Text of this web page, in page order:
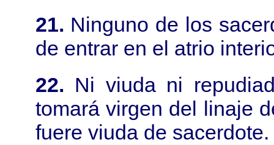
21. Ninguno de los
de entrar en el atrio
22. Ni viuda ni
tomará virgen del linaje
fuere viuda de sacerdote.